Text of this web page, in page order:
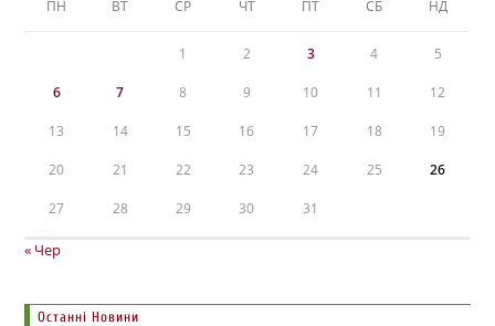
ПН ВТ СР ЧТ ПТ СБ НД
1 2 3 4 5
6 7 8 9 10 11 12
13 14 15 16 17 18 19
20 21 22 23 24 25 26
27 28 29 30 31
« Чер
Останні Новини